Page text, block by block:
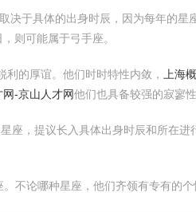
于具体的出身时辰，因为每年的
则可能属于弓手座。
的厚谊。他们时时特性内敛， 上海
-京山人才网他们也具备较强的寂寥
座，提议长入具体出身时辰和所在
不论哪种星座，他们齐领有专有的个